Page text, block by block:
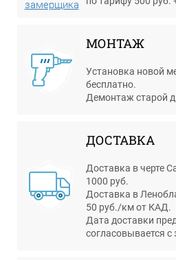
замерщика
МОНТАЖ
Установка новой
бесплатно.
Демонтаж старой
ДОСТАВКА
Доставка в черте
1000 руб.
Доставка в
50 руб./км от КАД.
Дата доставки
согласовывается с